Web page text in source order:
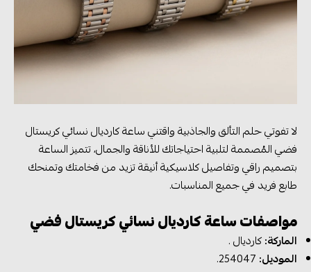
لا تفوتي حلم التألق والجاذبية واقتني ساعة كارديال نسائي كريستال
فضي المُصممة لتلبية احتياجاتك للأناقة والجمال، تتميز الساعة
بتصميم راقي وتفاصيل كلاسيكية أنيقة تزيد من فخامتك وتمنحك
طابع فريد في جميع المناسبات.
مواصفات ساعة كارديال نسائي كريستال فضي
الماركة:كارديال .
الموديل: